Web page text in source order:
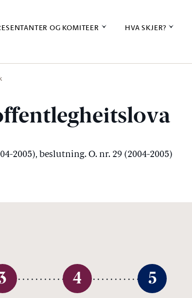
OG KOMITEER HVA SKJER?
2005), beslutning. O. nr. 29 (2004-2005)
4 5